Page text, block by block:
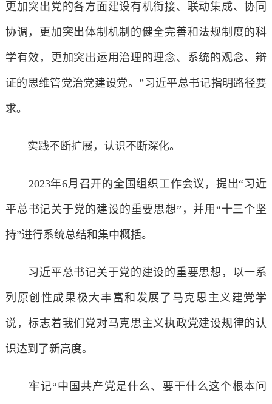
更加突出党的各方面建设有机衔接、联动集成、协同
协调，更加突出体制机制的健全完善和法规制度的科
学有效，更加突出运用治理的理念、系统的观念、辩
证的思维管党治党建设党。”习近平总书记指明路径要
求。
实践不断扩展，认识不断深化。
2023年6月召开的全国组织工作会议，提出“习近
平总书记关于党的建设的重要思想”，并用“十三个坚
持”进行系统总结和集中概括。
习近平总书记关于党的建设的重要思想，以一系
列原创性成果极大丰富和发展了马克思主义建党学
说，标志着我们党对马克思主义执政党建设规律的认
识达到了新高度。
牢记“中国共产党是什么、要干什么这个根本问